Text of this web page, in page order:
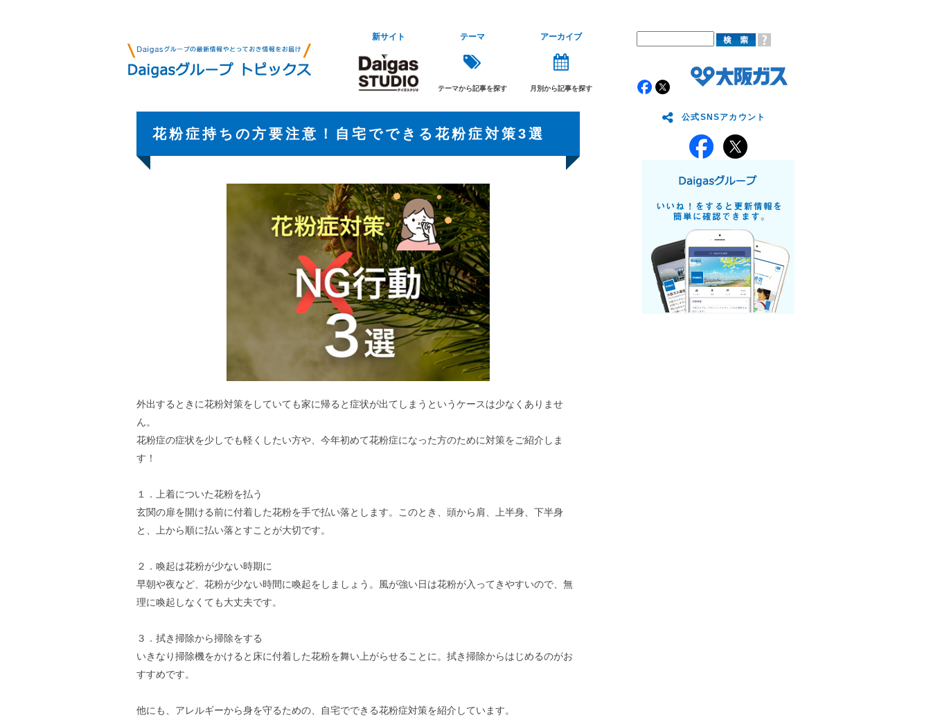
新サイト テーマ
テーマから記事を探す
アーカイブ
月別から記事を探す
花粉症持ちの方要注意！自宅でできる花粉症対策3選
外出するときに花粉対策をしていても家に帰ると症状が出てしまうというケースは少なくありませ
ん。
花粉症の症状を少しでも軽くしたい方や、今年初めて花粉症になった方のために対策をご紹介しま
す！
１．上着についた花粉を払う
玄関の扉を開ける前に付着した花粉を手で払い落とします。このとき、頭から肩、上半身、下半身
と、上から順に払い落とすことが大切です。
２．喚起は花粉が少ない時期に
早朝や夜など、花粉が少ない時間に喚起をしましょう。風が強い日は花粉が入ってきやすいので、無
理に喚起しなくても大丈夫です。
３．拭き掃除から掃除をする
いきなり掃除機をかけると床に付着した花粉を舞い上がらせることに。拭き掃除からはじめるのがお
すすめです。
他にも、アレルギーから身を守るための、自宅でできる花粉症対策を紹介しています。
公式SNSアカウント